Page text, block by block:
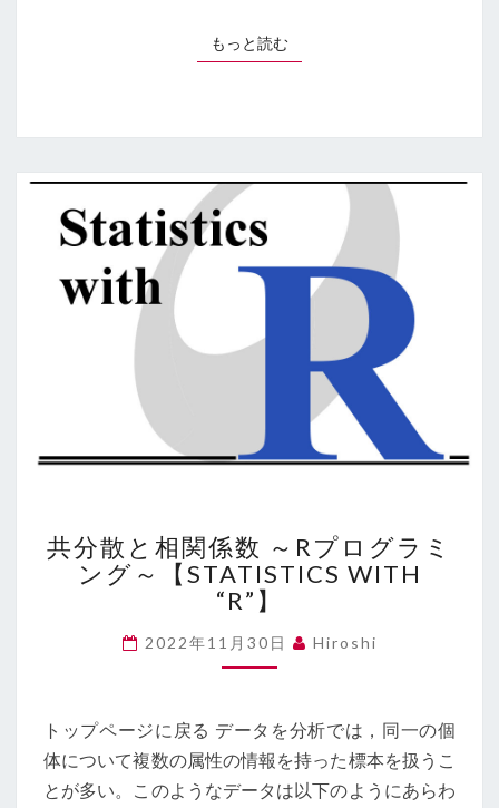
もっと読むもっと読む
分
散
と
関
係
～
R
プ
ロ
共分散と相関係数 ～Rプログラミ
ング～【STATISTICS WITH
“R”】
2022年11月30日 Hiroshi
トップページに戻る データを分析では，同一の個
体について複数の属性の情報を持った標本を扱うこ
とが多い。このようなデータは以下のようにあらわ